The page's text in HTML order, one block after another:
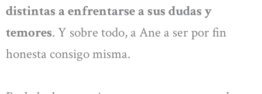
distintas a enfrentarse a sus dudas y
temores. Y sobre todo, a Ane a ser por fin
honesta consigo misma.